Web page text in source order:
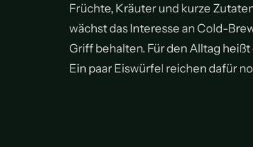
Früchte, Kräuter und kurze
wächst das Interesse an Cold-
Griff behalten. Für den Alltag
Ein paar Eiswürfel reichen dafür